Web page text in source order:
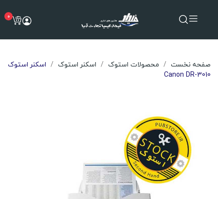
0
صفحه نخست محصولات استوک اسکنر استوک
اسکنر استوک
Canon DR-3010